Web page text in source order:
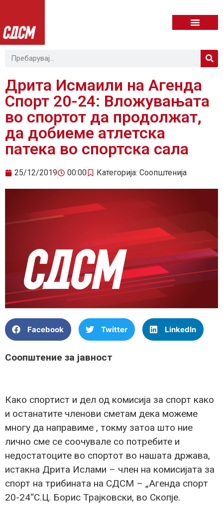
Дрита Исмаили на Агенда
Спорт 20-24: Вложувањата
во спортот да продолжат,
да добиеме атлетска
патека во спортска сала
25/12/2019 00:00 Категорија: Соопштенија
Facebook Twitter LinkedIn
Соопштение за јавност
Како спортист и дел од комисија за спорт како
и останатите членови сметам дека можеме
многу да направиме , токму затоа што ние
лично сме се соочувале со потребите и
недостатоците во спортот во нашата држава,
истакна Дрита Ислами – член на комисијата за
спорт на трибината на СДСМ – „Агенда спорт
20-24“С.Ц. Борис Трајковски, во Скопје.